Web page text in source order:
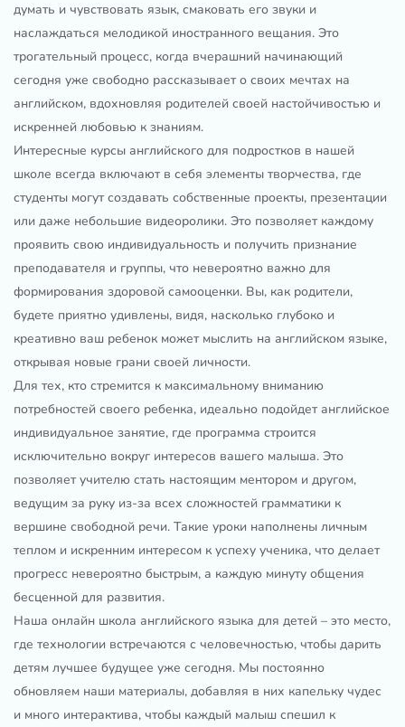
думать и чувствовать язык, смаковать его звуки и
наслаждаться мелодикой иностранного вещания. Это
трогательный процесс, когда вчерашний начинающий
сегодня уже свободно рассказывает о своих мечтах на
английском, вдохновляя родителей своей настойчивостью и
искренней любовью к знаниям.
Интересные курсы английского для подростков в нашей
школе всегда включают в себя элементы творчества, где
студенты могут создавать собственные проекты, презентации
или даже небольшие видеоролики. Это позволяет каждому
проявить свою индивидуальность и получить признание
преподавателя и группы, что невероятно важно для
формирования здоровой самооценки. Вы, как родители,
будете приятно удивлены, видя, насколько глубоко и
креативно ваш ребенок может мыслить на английском языке,
открывая новые грани своей личности.
Для тех, кто стремится к максимальному вниманию
потребностей своего ребенка, идеально подойдет английское
индивидуальное занятие, где программа строится
исключительно вокруг интересов вашего малыша. Это
позволяет учителю стать настоящим ментором и другом,
ведущим за руку из-за всех сложностей грамматики к
вершине свободной речи. Такие уроки наполнены личным
теплом и искренним интересом к успеху ученика, что делает
прогресс невероятно быстрым, а каждую минуту общения
бесценной для развития.
Наша онлайн школа английского языка для детей – это место,
где технологии встречаются с человечностью, чтобы дарить
детям лучшее будущее уже сегодня. Мы постоянно
обновляем наши материалы, добавляя в них капельку чудес
и много интерактива, чтобы каждый малыш спешил к